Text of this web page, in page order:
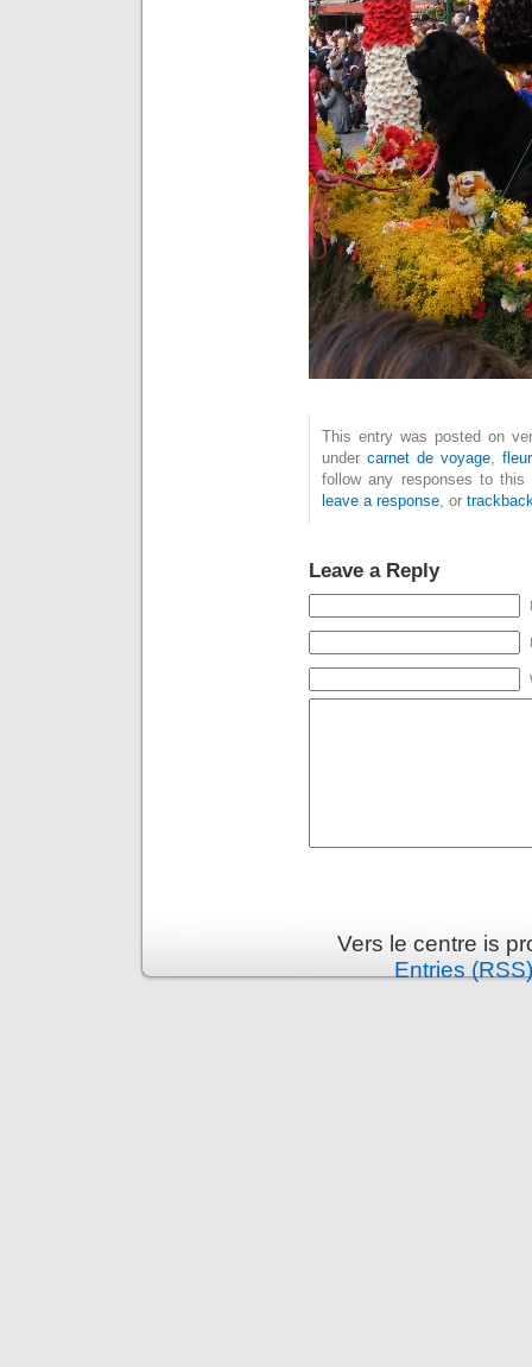
This entry was posted on
under carnet de voyage fleur
follow any responses to
leave a response , or
Leave a Reply
Vers le centre is
Entries (RSS)